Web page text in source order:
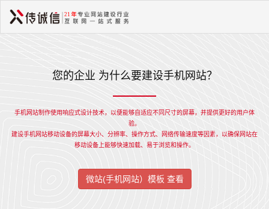
您的企业 为什么要建设手机网站？
手机网站制作使用响应式设计技术，以便能够自适应不同尺寸的屏幕，并提供更好的用户体
验。
建设手机网站移动设备的屏幕大小、分辨率、操作方式、网络传输速度等因素，以确保网站在
移动设备上能够快速加载、易于浏览和操作。
微站(手机网站）模板 查看